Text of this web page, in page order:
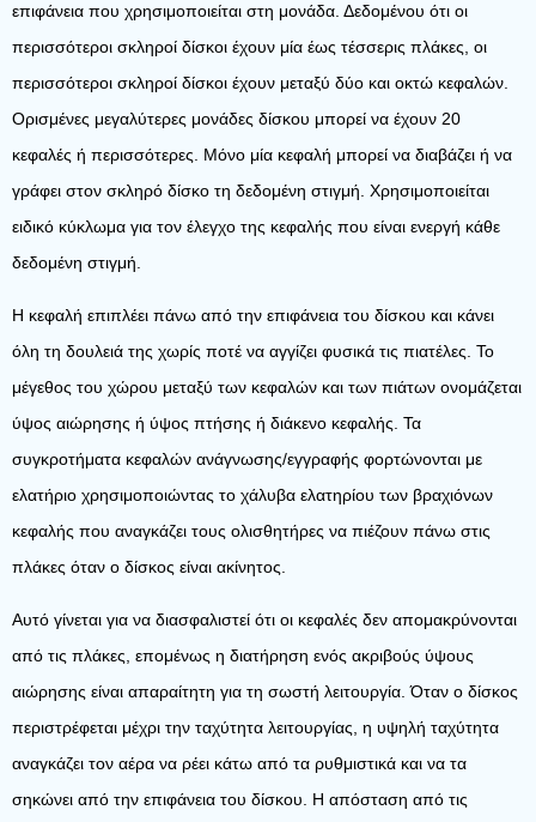
επιφάνεια που χρησιμοποιείται στη μονάδα. Δεδομένου ότι οι
περισσότεροι σκληροί δίσκοι έχουν μία έως τέσσερις πλάκες, οι
περισσότεροι σκληροί δίσκοι έχουν μεταξύ δύο και οκτώ κεφαλών.
Ορισμένες μεγαλύτερες μονάδες δίσκου μπορεί να έχουν 20
κεφαλές ή περισσότερες. Μόνο μία κεφαλή μπορεί να διαβάζει ή να
γράφει στον σκληρό δίσκο τη δεδομένη στιγμή. Χρησιμοποιείται
ειδικό κύκλωμα για τον έλεγχο της κεφαλής που είναι ενεργή κάθε
δεδομένη στιγμή.
Η κεφαλή επιπλέει πάνω από την επιφάνεια του δίσκου και κάνει
όλη τη δουλειά της χωρίς ποτέ να αγγίζει φυσικά τις πιατέλες. Το
μέγεθος του χώρου μεταξύ των κεφαλών και των πιάτων ονομάζεται
ύψος αιώρησης ή ύψος πτήσης ή διάκενο κεφαλής. Τα
συγκροτήματα κεφαλών ανάγνωσης/εγγραφής φορτώνονται με
ελατήριο χρησιμοποιώντας το χάλυβα ελατηρίου των βραχιόνων
κεφαλής που αναγκάζει τους ολισθητήρες να πιέζουν πάνω στις
πλάκες όταν ο δίσκος είναι ακίνητος.
Αυτό γίνεται για να διασφαλιστεί ότι οι κεφαλές δεν απομακρύνονται
από τις πλάκες, επομένως η διατήρηση ενός ακριβούς ύψους
αιώρησης είναι απαραίτητη για τη σωστή λειτουργία. Όταν ο δίσκος
περιστρέφεται μέχρι την ταχύτητα λειτουργίας, η υψηλή ταχύτητα
αναγκάζει τον αέρα να ρέει κάτω από τα ρυθμιστικά και να τα
σηκώνει από την επιφάνεια του δίσκου. Η απόσταση από τις